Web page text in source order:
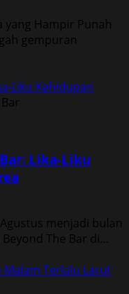
yang Hampir Punah
gempuran
Liku Kehidupan
Lika-Liku
Agustus menjadi bulan
The Bar di...
Malam Terlalu Larut